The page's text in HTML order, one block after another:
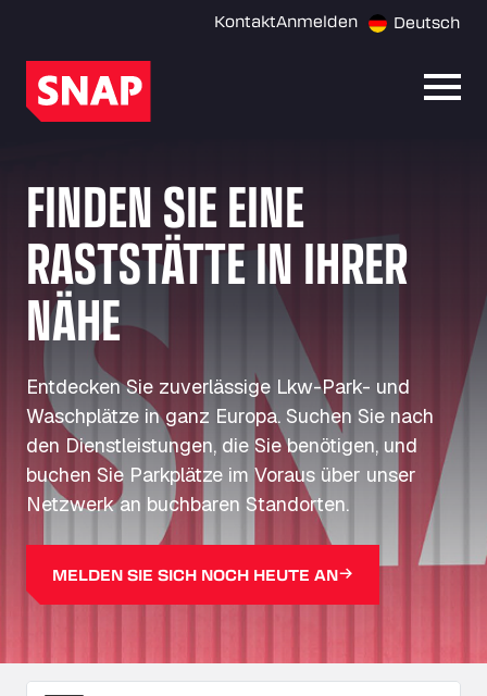
KontaktAnmelden Deutsch
FINDEN SIE EINE
RASTSTÄTTE IN IHRER
NÄHE
Entdecken Sie zuverlässige Lkw-Park- und
Waschplätze in ganz Europa. Suchen Sie nach
den Dienstleistungen, die Sie benötigen, und
buchen Sie Parkplätze im Voraus über unser
Netzwerk an buchbaren Standorten.
MELDEN SIE SICH NOCH HEUTE AN